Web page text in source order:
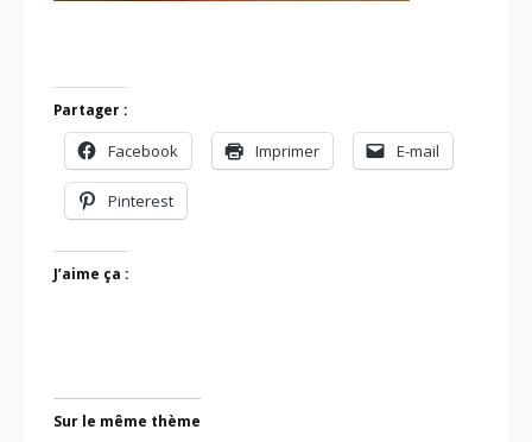
Partager :
Facebook Imprimer E-mail
Pinterest
J’aime ça :
Sur le même thème